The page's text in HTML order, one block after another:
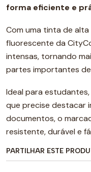
forma eficiente e
Com uma tinta de
fluorescente da
intensas, tornando
partes importantes
Ideal para
que precise destacar
documentos, o
resistente, durável e
PARTILHAR ESTE